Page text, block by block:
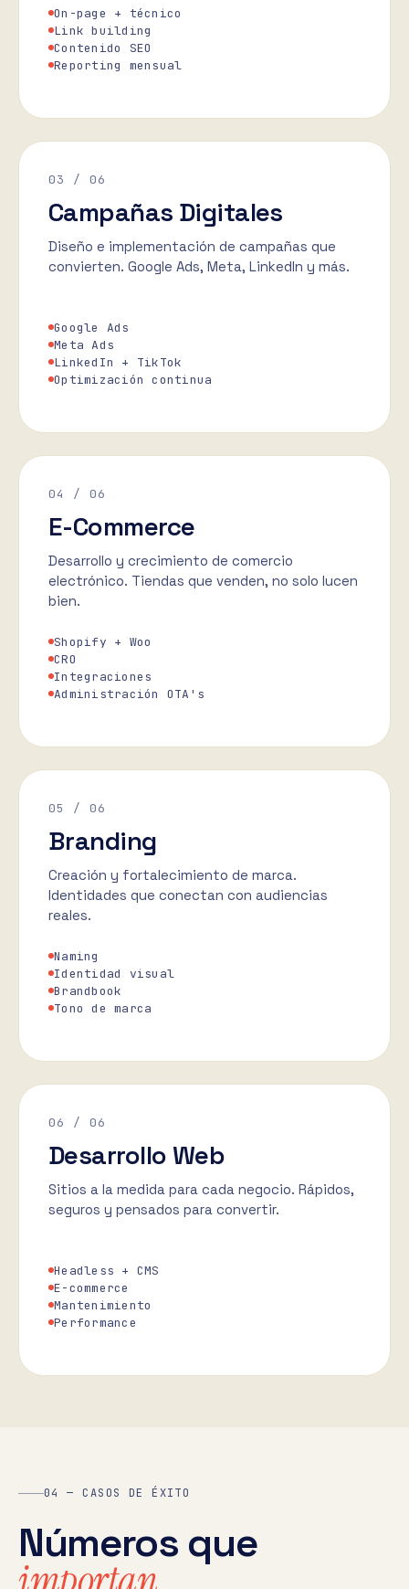
On-page + técnico
Link building
Contenido SEO
Reporting mensual
03 / 06
Campañas Digitales
Diseño e implementación de campañas que
convierten. Google Ads, Meta, LinkedIn y más.
Google Ads
Meta Ads
LinkedIn + TikTok
Optimización continua
04 / 06
E-Commerce
Desarrollo y crecimiento de comercio
electrónico. Tiendas que venden, no solo lucen
bien.
Shopify + Woo
CRO
Integraciones
Administración OTA's
05 / 06
Branding
Creación y fortalecimiento de marca.
Identidades que conectan con audiencias
reales.
Naming
Identidad visual
Brandbook
Tono de marca
06 / 06
Desarrollo Web
Sitios a la medida para cada negocio. Rápidos,
seguros y pensados para convertir.
Headless + CMS
E-commerce
Mantenimiento
Performance
04 — CASOS DE ÉXITO
Números que